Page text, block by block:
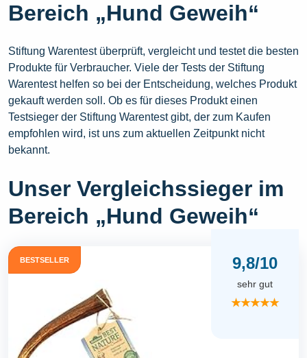
Bereich „Hund Geweih“
Stiftung Warentest überprüft, vergleicht und testet die besten
Produkte für Verbraucher. Viele der Tests der Stiftung
Warentest helfen so bei der Entscheidung, welches Produkt
gekauft werden soll. Ob es für dieses Produkt einen
Testsieger der Stiftung Warentest gibt, der zum Kaufen
empfohlen wird, ist uns zum aktuellen Zeitpunkt nicht
bekannt.
Unser Vergleichssieger im
Bereich „Hund Geweih“
BESTSELLER 9,8/10
sehr gut
★★★★★